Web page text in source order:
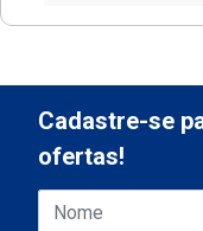
Cadastre-se
ofertas!